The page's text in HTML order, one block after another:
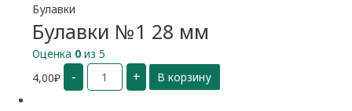
Булавки
Булавки №1 28 мм
Оценка 0 из 5
4,00₽ -
Количество
Булавки
№1
+ В корзину